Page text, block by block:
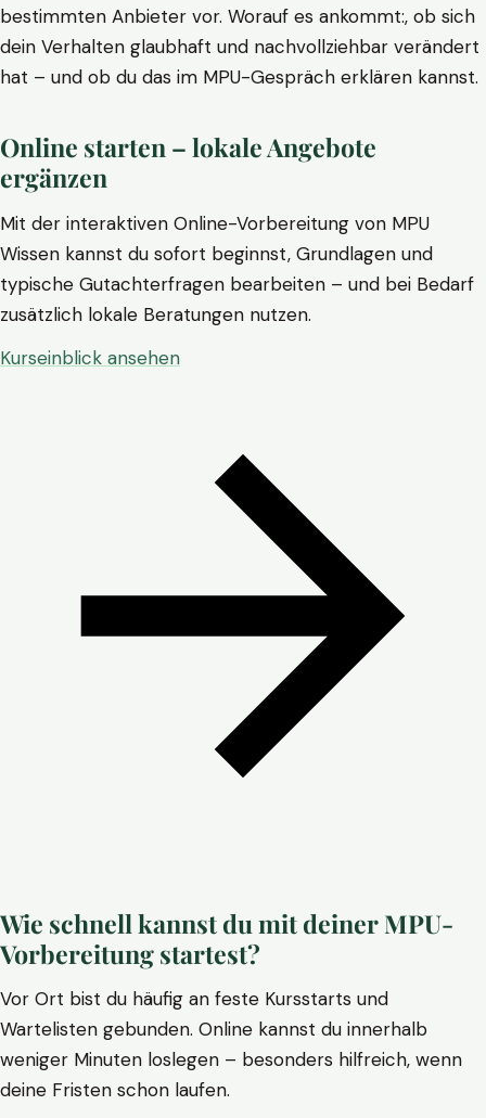
bestimmten Anbieter vor. Worauf es ankommt:, ob sich
dein Verhalten glaubhaft und nachvollziehbar verändert
hat – und ob du das im MPU-Gespräch erklären kannst.
Online starten – lokale Angebote
ergänzen
Mit der interaktiven Online-Vorbereitung von MPU
Wissen kannst du sofort beginnst, Grundlagen und
typische Gutachterfragen bearbeiten – und bei Bedarf
zusätzlich lokale Beratungen nutzen.
Kurseinblick ansehen
Wie schnell kannst du mit deiner MPU-
Vorbereitung startest?
Vor Ort bist du häufig an feste Kursstarts und
Wartelisten gebunden. Online kannst du innerhalb
weniger Minuten loslegen – besonders hilfreich, wenn
deine Fristen schon laufen.